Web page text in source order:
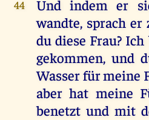
44 Und indem er
wandte, sprach er
du diese Frau? Ich
gekommen,und
Wasserfürmeine
aber hat meine
benetzt und mit